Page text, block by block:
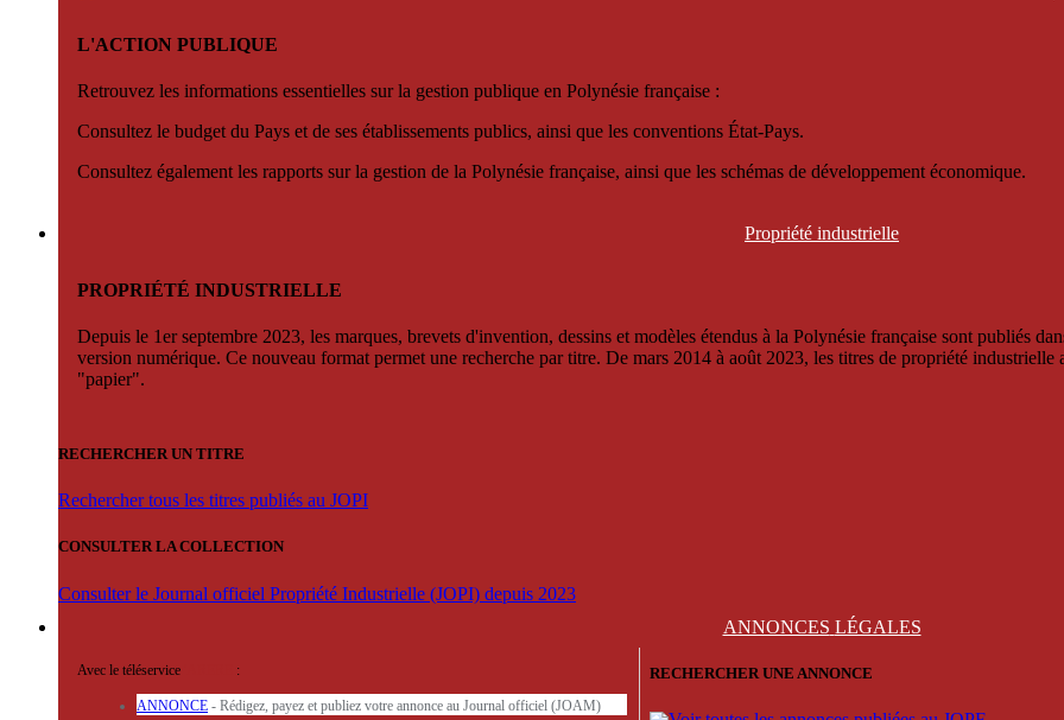
L'ACTION PUBLIQUE
Retrouvez les informations essentielles sur la gestion publique en Polynésie française :
Consultez le budget du Pays et de ses établissements publics, ainsi que les conventions État-Pays.
Consultez également les rapports sur la gestion de la Polynésie française, ainsi que les schémas de développement économique.
Propriété industrielle
PROPRIÉTÉ INDUSTRIELLE
Depuis le 1er septembre 2023, les marques, brevets d'invention, dessins et modèles étendus à la Polynésie française sont publiés
version numérique. Ce nouveau format permet une recherche par titre. De mars 2014 à août 2023, les titres de propriété
"papier".
RECHERCHER UN TITRE
Rechercher tous les titres publiés au JOPI
CONSULTER LA COLLECTION
Consulter le Journal officiel Propriété Industrielle (JOPI) depuis 2023
ANNONCES LÉGALES
Avec le téléservice :
ANNONCE - Rédigez, payez et publiez votre annonce au Journal officiel (JOAM)
RECHERCHER UNE ANNONCE